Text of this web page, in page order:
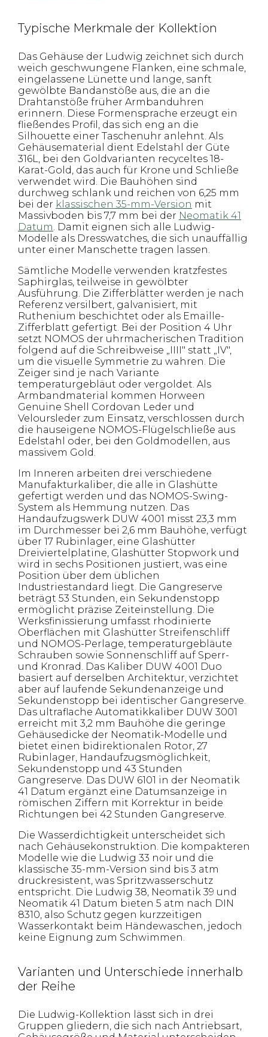
Typische Merkmale der Kollektion
Das Gehäuse der Ludwig zeichnet sich durch
weich geschwungene Flanken, eine schmale,
eingelassene Lünette und lange, sanft
gewölbte Bandanstöße aus, die an die
Drahtanstöße früher Armbanduhren
erinnern. Diese Formensprache erzeugt ein
fließendes Profil, das sich eng an die
Silhouette einer Taschenuhr anlehnt. Als
Gehäusematerial dient Edelstahl der Güte
316L, bei den Goldvarianten recyceltes 18-
Karat-Gold, das auch für Krone und Schließe
verwendet wird. Die Bauhöhen sind
durchweg schlank und reichen von 6,25 mm
bei der klassischen 35-mm-Version mit
Massivboden bis 7,7 mm bei der Neomatik 41
Datum. Damit eignen sich alle Ludwig-
Modelle als Dresswatches, die sich unauffällig
unter einer Manschette tragen lassen.
Sämtliche Modelle verwenden kratzfestes
Saphirglas, teilweise in gewölbter
Ausführung. Die Zifferblätter werden je nach
Referenz versilbert, galvanisiert, mit
Ruthenium beschichtet oder als Emaille-
Zifferblatt gefertigt. Bei der Position 4 Uhr
setzt NOMOS der uhrmacherischen Tradition
folgend auf die Schreibweise „IIII" statt „IV",
um die visuelle Symmetrie zu wahren. Die
Zeiger sind je nach Variante
temperaturgebläut oder vergoldet. Als
Armbandmaterial kommen Horween
Genuine Shell Cordovan Leder und
Veloursleder zum Einsatz, verschlossen durch
die hauseigene NOMOS-Flügelschließe aus
Edelstahl oder, bei den Goldmodellen, aus
massivem Gold.
Im Inneren arbeiten drei verschiedene
Manufakturkaliber, die alle in Glashütte
gefertigt werden und das NOMOS-Swing-
System als Hemmung nutzen. Das
Handaufzugswerk DUW 4001 misst 23,3 mm
im Durchmesser bei 2,6 mm Bauhöhe, verfügt
über 17 Rubinlager, eine Glashütter
Dreiviertelplatine, Glashütter Stopwork und
wird in sechs Positionen justiert, was eine
Position über dem üblichen
Industriestandard liegt. Die Gangreserve
beträgt 53 Stunden, ein Sekundenstopp
ermöglicht präzise Zeiteinstellung. Die
Werksfinissierung umfasst rhodinierte
Oberflächen mit Glashütter Streifenschliff
und NOMOS-Perlage, temperaturgebläute
Schrauben sowie Sonnenschliff auf Sperr-
und Kronrad. Das Kaliber DUW 4001 Duo
basiert auf derselben Architektur, verzichtet
aber auf laufende Sekundenanzeige und
Sekundenstopp bei identischer Gangreserve.
Das ultraflache Automatikkaliber DUW 3001
erreicht mit 3,2 mm Bauhöhe die geringe
Gehäusedicke der Neomatik-Modelle und
bietet einen bidirektionalen Rotor, 27
Rubinlager, Handaufzugsmöglichkeit,
Sekundenstopp und 43 Stunden
Gangreserve. Das DUW 6101 in der Neomatik
41 Datum ergänzt eine Datumsanzeige in
römischen Ziffern mit Korrektur in beide
Richtungen bei 42 Stunden Gangreserve.
Die Wasserdichtigkeit unterscheidet sich
nach Gehäusekonstruktion. Die kompakteren
Modelle wie die Ludwig 33 noir und die
klassische 35-mm-Version sind bis 3 atm
druckresistent, was Spritzwasserschutz
entspricht. Die Ludwig 38, Neomatik 39 und
Neomatik 41 Datum bieten 5 atm nach DIN
8310, also Schutz gegen kurzzeitigen
Wasserkontakt beim Händewaschen, jedoch
keine Eignung zum Schwimmen.
Varianten und Unterschiede innerhalb
der Reihe
Die Ludwig-Kollektion lässt sich in drei
Gruppen gliedern, die sich nach Antriebsart,